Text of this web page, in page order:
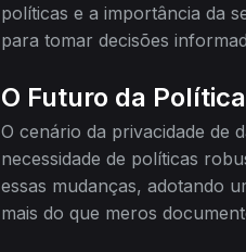
políticas e a importância da
para tomar decisões
O Futuro da
O cenário da privacidade de
necessidade de políticas
essas mudanças, adotando
mais do que meros